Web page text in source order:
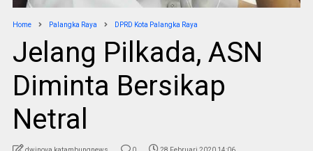
Home Palangka Raya DPRD Kota Palangka Raya
Jelang Pilkada, ASN
Diminta Bersikap
Netral